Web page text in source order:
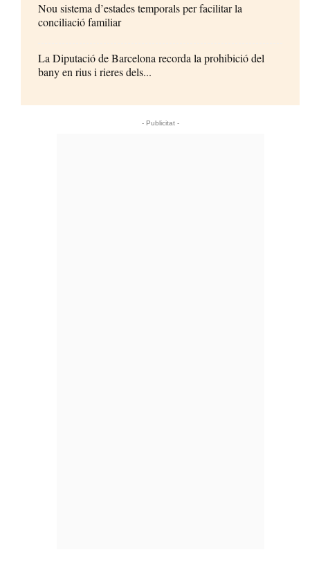
Nou sistema d’estades temporals per facilitar la
conciliació familiar
La Diputació de Barcelona recorda la prohibició del
bany en rius i rieres dels...
- Publicitat -